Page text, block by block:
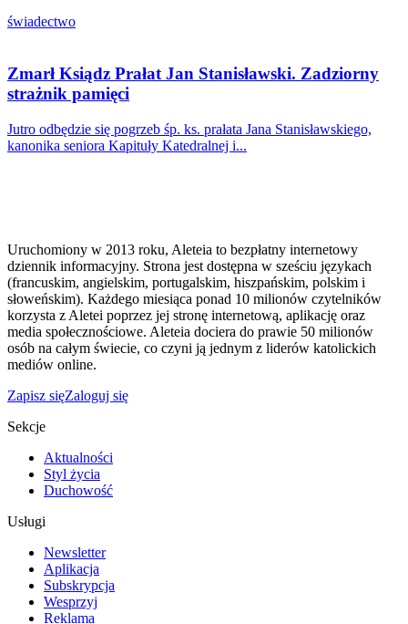
świadectwo
Zmarł Ksiądz Prałat Jan Stanisławski. Zadziorny
strażnik pamięci
Jutro odbędzie się pogrzeb śp. ks. prałata Jana Stanisławskiego,
kanonika seniora Kapituły Katedralnej i...
Uruchomiony w 2013 roku, Aleteia to bezpłatny internetowy
dziennik informacyjny. Strona jest dostępna w sześciu językach
(francuskim, angielskim, portugalskim, hiszpańskim, polskim i
słoweńskim). Każdego miesiąca ponad 10 milionów czytelników
korzysta z Aletei poprzez jej stronę internetową, aplikację oraz
media społecznościowe. Aleteia dociera do prawie 50 milionów
osób na całym świecie, co czyni ją jednym z liderów katolickich
mediów online.
Zapisz sięZaloguj się
Sekcje
Aktualności
Styl życia
Duchowość
Usługi
Newsletter
Aplikacja
Subskrypcja
Wesprzyj
Reklama